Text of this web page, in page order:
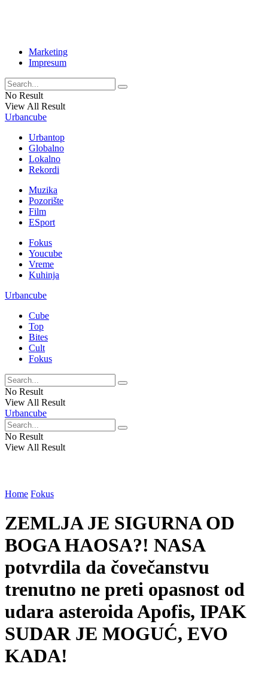
Marketing
Impresum
No Result
View All Result
Urbancube
Urbantop
Globalno
Lokalno
Rekordi
Muzika
Pozorište
Film
ESport
Fokus
Youcube
Vreme
Kuhinja
Urbancube
Cube
Top
Bites
Cult
Fokus
No Result
View All Result
Urbancube
No Result
View All Result
Home Fokus
ZEMLJA JE SIGURNA OD
BOGA HAOSA?! NASA
potvrdila da čovečanstvu
trenutno ne preti opasnost od
udara asteroida Apofis, IPAK
SUDAR JE MOGUĆ, EVO
KADA!